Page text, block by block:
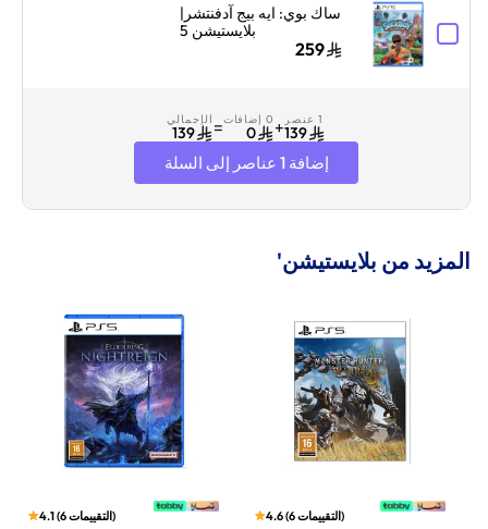
ساك بوي: ايه بيج آدفنتشر|
بلايستيشن 5
259
1 عنصر
139
+ 0 إضافات
0
= الإجمالي
139
إضافة 1 عناصر إلى السلة
المزيد من بلايستيشن'
4.1(6التقييمات) 4.6(6التقييمات)